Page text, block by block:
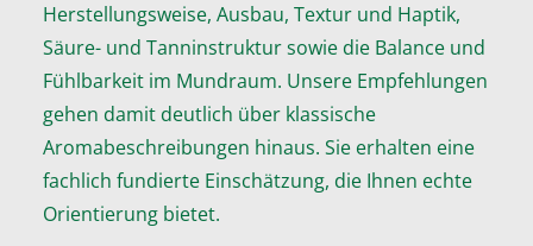
Herstellungsweise, Ausbau, Textur und Haptik,
Säure- und Tanninstruktur sowie die Balance und
Fühlbarkeit im Mundraum. Unsere Empfehlungen
gehen damit deutlich über klassische
Aromabeschreibungen hinaus. Sie erhalten eine
fachlich fundierte Einschätzung, die Ihnen echte
Orientierung bietet.